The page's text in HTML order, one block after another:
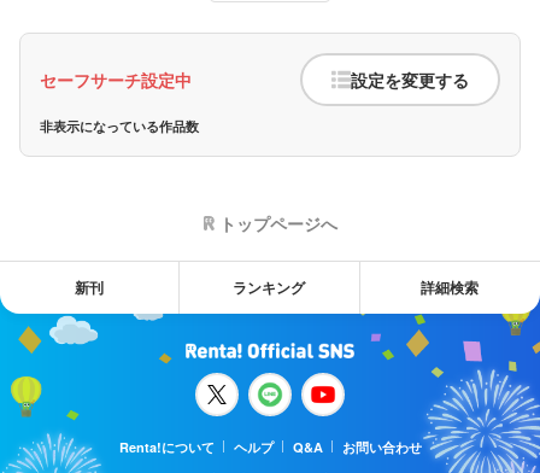
セーフサーチ設定中 設定を変更する
非表示になっている作品数
トップページへ
新刊 ランキング 詳細検索
Renta!について ヘルプ Q&A
お問い合わせ